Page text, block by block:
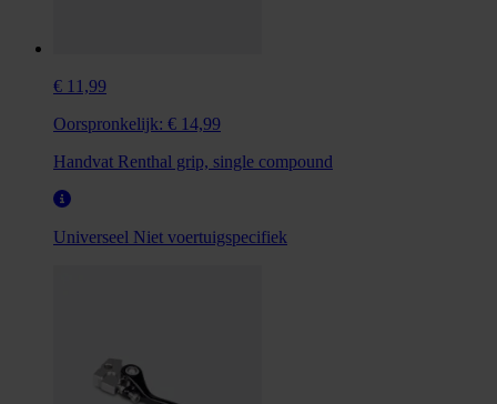
€ 11,99
Oorspronkelijk: € 14,99
Handvat Renthal grip, single compound
Universeel Niet voertuigspecifiek